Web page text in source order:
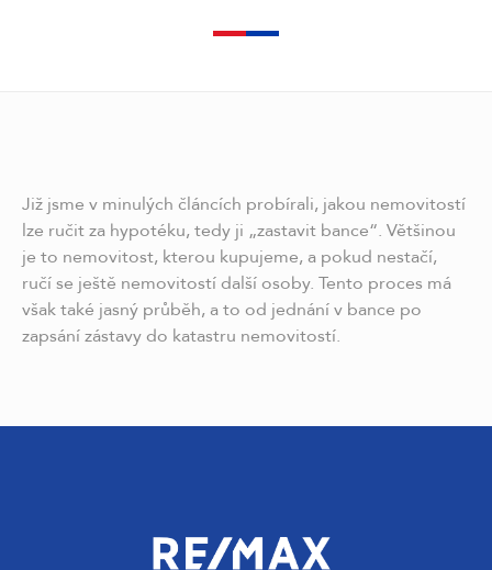
Již jsme v minulých článcích probírali, jakou nemovitostí
lze ručit za hypotéku, tedy ji „zastavit bance“. Většinou
je to nemovitost, kterou kupujeme, a pokud nestačí,
ručí se ještě nemovitostí další osoby. Tento proces má
však také jasný průběh, a to od jednání v bance po
zapsání zástavy do katastru nemovitostí.